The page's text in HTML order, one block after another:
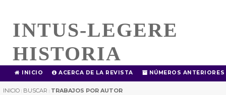
INTUS-LEGERE
HISTORIA
INICIO ACERCA DE LA REVISTA NÚMEROS ANTERIORES
INICIO | BUSCAR | TRABAJOS POR AUTOR